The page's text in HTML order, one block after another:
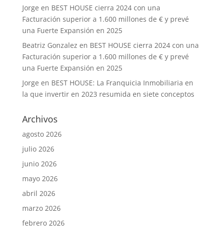
Jorge en BEST HOUSE cierra 2024 con una
Facturación superior a 1.600 millones de € y prevé
una Fuerte Expansión en 2025
Beatriz Gonzalez en BEST HOUSE cierra 2024 con una
Facturación superior a 1.600 millones de € y prevé
una Fuerte Expansión en 2025
Jorge en BEST HOUSE: La Franquicia Inmobiliaria en
la que invertir en 2023 resumida en siete conceptos
Archivos
agosto 2026
julio 2026
junio 2026
mayo 2026
abril 2026
marzo 2026
febrero 2026